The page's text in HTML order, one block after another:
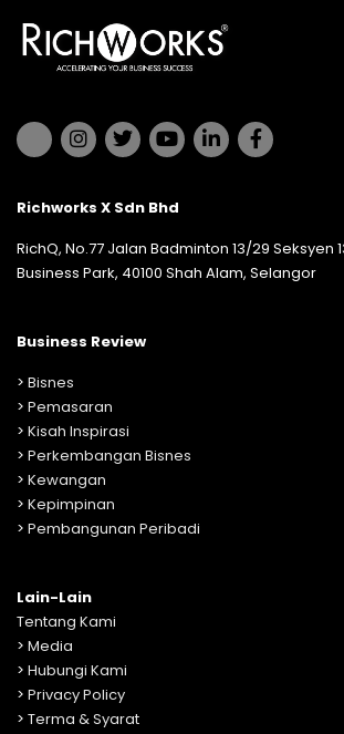
Richworks X Sdn Bhd
RichQ, No.77 Jalan Badminton 13/29 Seksyen
Business Park, 40100 Shah Alam, Selangor
Business Review
> Bisnes
> Pemasaran
> Kisah Inspirasi
> Perkembangan Bisnes
> Kewangan
> Kepimpinan
> Pembangunan Peribadi
Lain-Lain
Tentang Kami
> Media
> Hubungi Kami
> Privacy Policy
> Terma & Syarat